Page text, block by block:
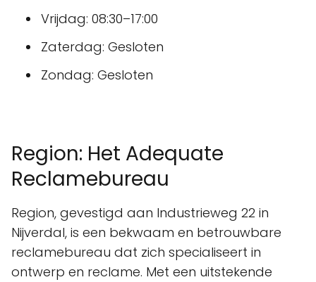
Vrijdag: 08:30–17:00
Zaterdag: Gesloten
Zondag: Gesloten
Region: Het Adequate
Reclamebureau
Region, gevestigd aan Industrieweg 22 in
Nijverdal, is een bekwaam en betrouwbare
reclamebureau dat zich specialiseert in
ontwerp en reclame. Met een uitstekende